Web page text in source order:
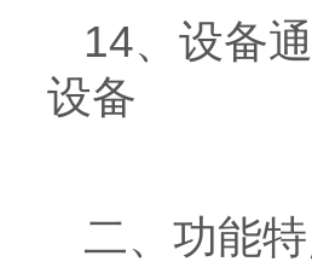
14、设备
设备
二、功能